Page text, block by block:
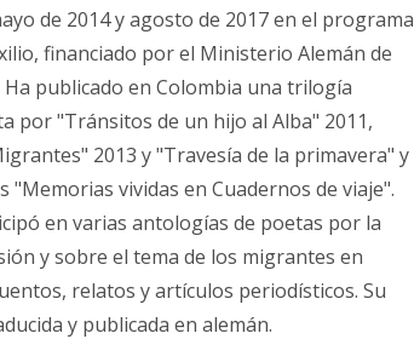
de 2014 y agosto de 2017 en el programa
financiado por el Ministerio Alemán de
publicado en Colombia una trilogía
por "Tránsitos de un hijo al Alba" 2011,
2013 y "Travesía de la primavera" y
"Memorias vividas en Cuadernos de viaje".
en varias antologías de poetas por la
y sobre el tema de los migrantes en
relatos y artículos periodísticos. Su
y publicada en alemán.